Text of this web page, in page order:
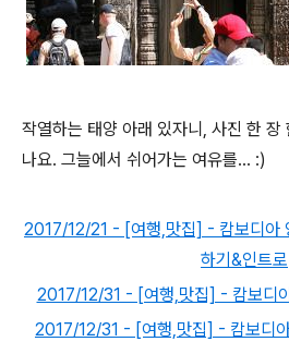
작열하는 태양 아래 있자니, 사진 한 장
나요. 그늘에서 쉬어가는 여유를... :)
2017/12/21 - [여행,맛집] - 캄보디아
하기&인트로
2017/12/31 - [여행,맛집] - 캄보디
2017/12/31 - [여행,맛집] - 캄보디